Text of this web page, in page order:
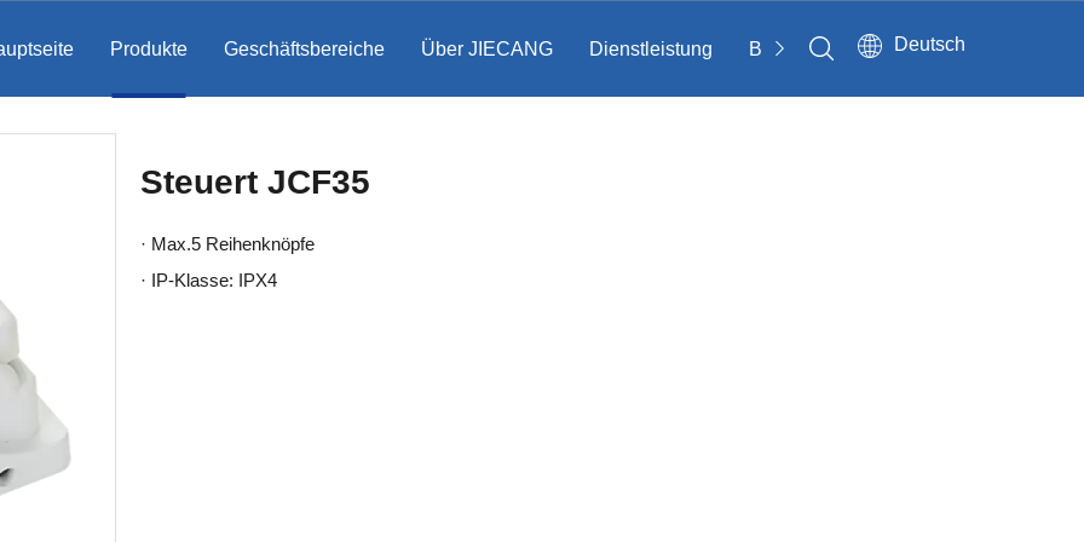
Produkte Geschäftsbereiche Über JIECANG Dienstleistung Bloggen KontaktDeutsch
Steuert JCF35
· Max.5 Reihenknöpfe
· IP-Klasse: IPX4